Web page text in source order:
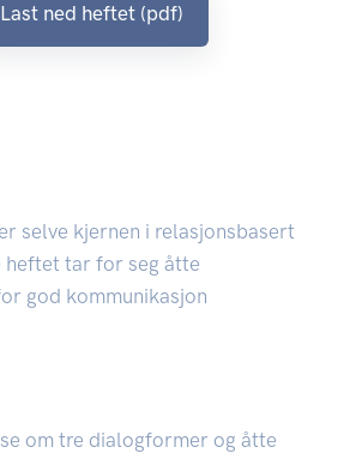
Last ned heftet (pdf)
selve kjernen i relasjonsbasert
heftet tar for seg åtte
god kommunikasjon
om tre dialogformer og åtte